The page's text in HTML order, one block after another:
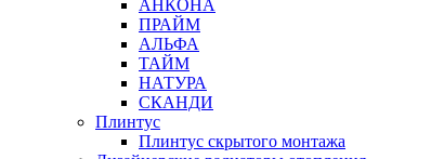
АНКОНА
ПРАЙМ
АЛЬФА
ТАЙМ
НАТУРА
СКАНДИ
Плинтус
Плинтус скрытого монтажа